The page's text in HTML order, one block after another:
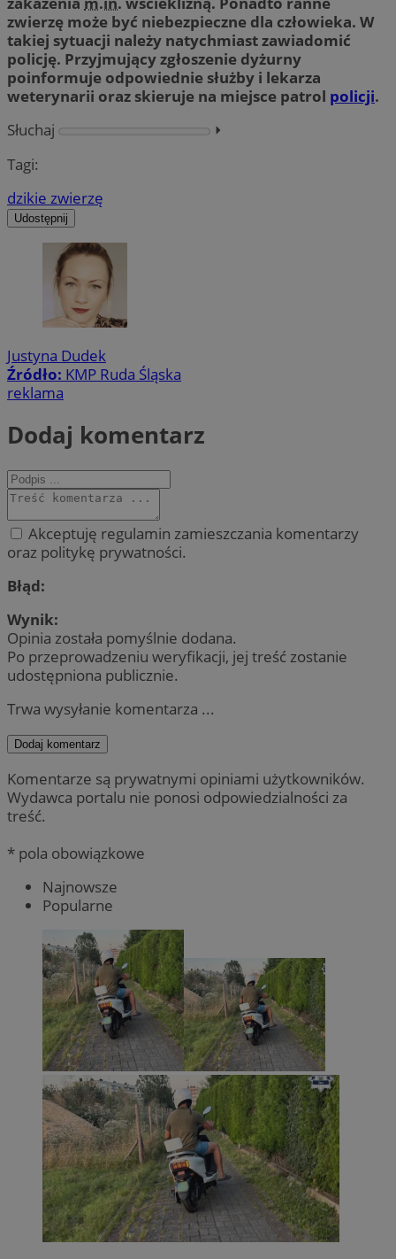
zwierzę może być niebezpieczne dla człowieka. W
takiej sytuacji należy natychmiast zawiadomić
policję. Przyjmujący zgłoszenie dyżurny
poinformuje odpowiednie służby i lekarza
weterynarii oraz skieruje na miejsce patrol policji.
Słuchaj
⏵︎
Tagi:
dzikie zwierzę
Udostępnij
Justyna Dudek
Źródło: KMP Ruda Śląska
reklama
Dodaj komentarz
Akceptuję regulamin zamieszczania komentarzy
oraz politykę prywatności.
Błąd:
Wynik:
Opinia została pomyślnie dodana.
Po przeprowadzeniu weryfikacji, jej treść zostanie
udostępniona publicznie.
Trwa wysyłanie komentarza ...
Dodaj komentarz
Komentarze są prywatnymi opiniami użytkowników.
Wydawca portalu nie ponosi odpowiedzialności za
treść.
* pola obowiązkowe
Najnowsze
Popularne